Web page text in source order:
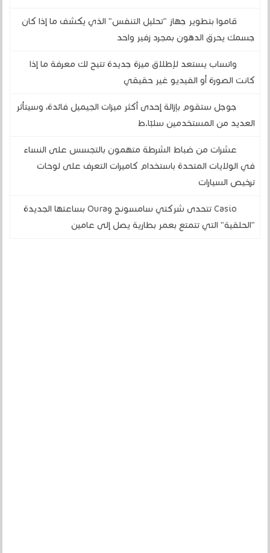
قاموا بتطوير جهاز "تحليل التنفس" الذي يكشف ما إذا كان
جسمك يحرق الدهون بمجرد زفير واحد
واتساب يستعد لإطلاق ميزة جديدة تتيح لك معرفة ما إذا
كانت الصورة أو الفيديو غير حقيقي
جوجل ستقوم بإزالة إحدى أكثر ميزات الجيميل فائدة، وسيتأثر
العديد من المستخدمين سلبًا.ط
عشرات من ضباط الشرطة متهمون بالتجسس على النساء
في الولايات المتحدة باستخدام كاميرات التعرف على لوحات
ترخيص السيارات
Casio تتحدى شركتي سامسونج وOura بساعتها الجديدة
"الحلقية" التي تتمتع بعمر بطارية يصل إلى عامين